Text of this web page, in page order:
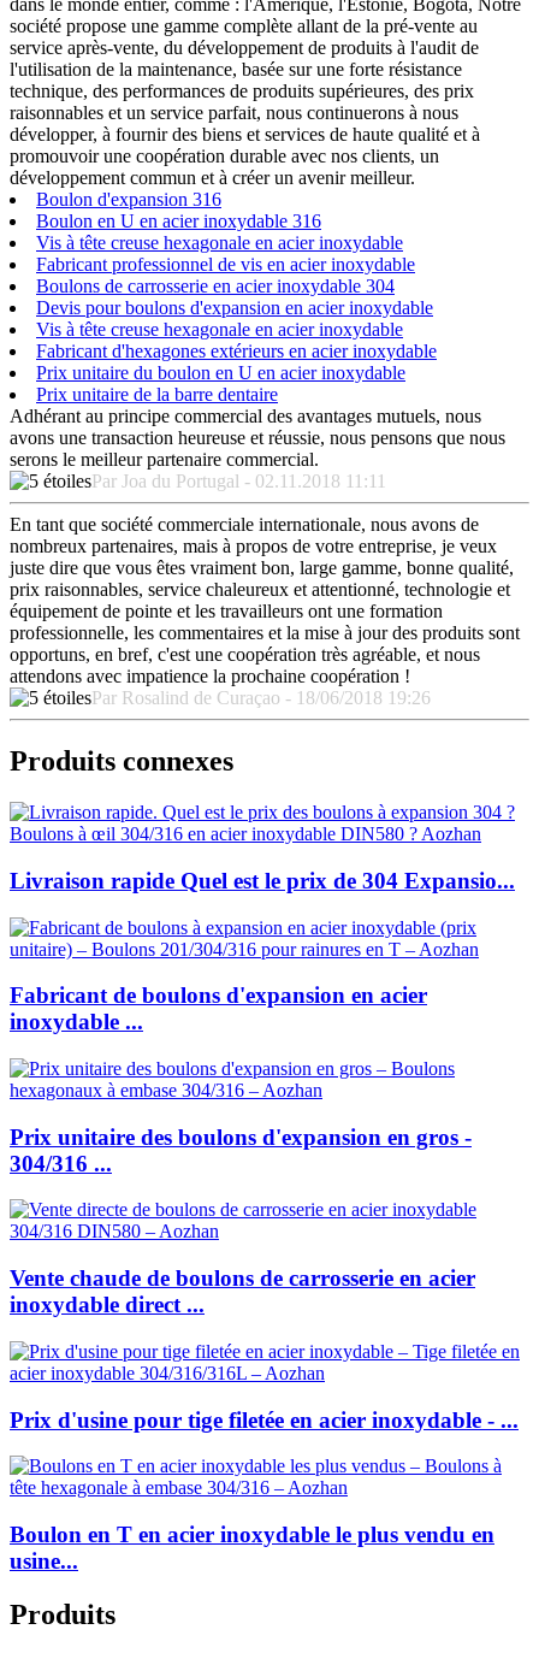
dans le monde entier, comme : l'Amérique, l'Estonie, Bogota, Notre
société propose une gamme complète allant de la pré-vente au
service après-vente, du développement de produits à l'audit de
l'utilisation de la maintenance, basée sur une forte résistance
technique, des performances de produits supérieures, des prix
raisonnables et un service parfait, nous continuerons à nous
développer, à fournir des biens et services de haute qualité et à
promouvoir une coopération durable avec nos clients, un
développement commun et à créer un avenir meilleur.
Boulon d'expansion 316
Boulon en U en acier inoxydable 316
Vis à tête creuse hexagonale en acier inoxydable
Fabricant professionnel de vis en acier inoxydable
Boulons de carrosserie en acier inoxydable 304
Devis pour boulons d'expansion en acier inoxydable
Vis à tête creuse hexagonale en acier inoxydable
Fabricant d'hexagones extérieurs en acier inoxydable
Prix unitaire du boulon en U en acier inoxydable
Prix unitaire de la barre dentaire
Adhérant au principe commercial des avantages mutuels, nous
avons une transaction heureuse et réussie, nous pensons que nous
serons le meilleur partenaire commercial.
Par Joa du Portugal - 02.11.2018 11:11
En tant que société commerciale internationale, nous avons de
nombreux partenaires, mais à propos de votre entreprise, je veux
juste dire que vous êtes vraiment bon, large gamme, bonne qualité,
prix raisonnables, service chaleureux et attentionné, technologie et
équipement de pointe et les travailleurs ont une formation
professionnelle, les commentaires et la mise à jour des produits sont
opportuns, en bref, c'est une coopération très agréable, et nous
attendons avec impatience la prochaine coopération !
Par Rosalind de Curaçao - 18/06/2018 19:26
Produits connexes
Livraison rapide Quel est le prix de 304 Expansio...
Fabricant de boulons d'expansion en acier
inoxydable ...
Prix unitaire des boulons d'expansion en gros -
304/316 ...
Vente chaude de boulons de carrosserie en acier
inoxydable direct ...
Prix d'usine pour tige filetée en acier inoxydable - ...
Boulon en T en acier inoxydable le plus vendu en
usine...
Produits